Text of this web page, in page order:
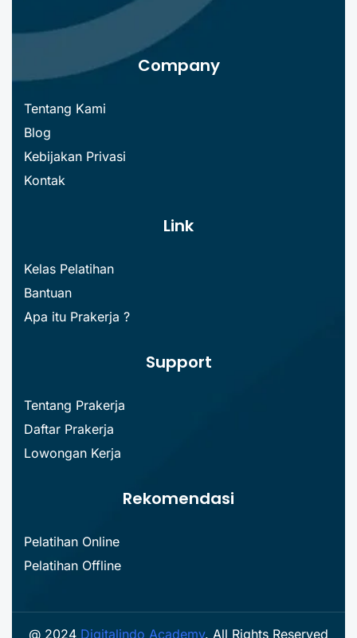
Company
Tentang Kami
Blog
Kebijakan Privasi
Kontak
Link
Kelas Pelatihan
Bantuan
Apa itu Prakerja ?
Support
Tentang Prakerja
Daftar Prakerja
Lowongan Kerja
Rekomendasi
Pelatihan Online
Pelatihan Offline
@ 2024 Digitalindo Academy. All Rights Reserved